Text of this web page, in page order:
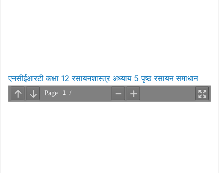
एनसीईआरटी कक्षा 12 रसायनशास्त्र अध्याय 5 पृष्ठ रसायन समाधान